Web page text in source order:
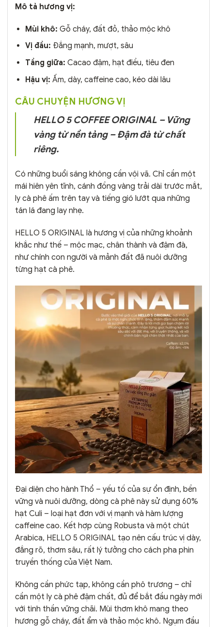
Mô tả hương vị:
Mùi khô: Gỗ cháy, đất đỏ, thảo mộc khô
Vị đầu: Đắng mạnh, mượt, sâu
Tầng giữa: Cacao đậm, hạt điều, tiêu đen
Hậu vị: Ấm, dày, caffeine cao, kéo dài lâu
CÂU CHUYỆN HƯƠNG VỊ
HELLO 5 COFFEE ORIGINAL – Vững
vàng từ nền tảng – Đậm đà từ chất
riêng.
Có những buổi sáng không cần vội vã. Chỉ cần một
mái hiên yên tĩnh, cánh đồng vàng trải dài trước mắt,
ly cà phê ấm trên tay và tiếng gió lướt qua những
tán lá đang lay nhẹ.
HELLO 5 ORIGINAL là hương vị của những khoảnh
khắc như thế – mộc mạc, chân thành và đậm đà,
như chính con người và mảnh đất đã nuôi dưỡng
từng hạt cà phê.
Đại diện cho hành Thổ – yếu tố của sự ổn định, bền
vững và nuôi dưỡng, dòng cà phê này sử dụng 60%
hạt Culi – loại hạt đơn với vị mạnh và hàm lượng
caffeine cao. Kết hợp cùng Robusta và một chút
Arabica, HELLO 5 ORIGINAL tạo nên cấu trúc vị dày,
đắng rõ, thơm sâu, rất lý tưởng cho cách pha phin
truyền thống của Việt Nam.
Không cần phức tạp, không cần phô trương – chỉ
cần một ly cà phê đậm chất, đủ để bắt đầu ngày mới
với tinh thần vững chãi. Mùi thơm khô mang theo
hương gỗ cháy, đất ẩm và thảo mộc khô. Ngụm đầu